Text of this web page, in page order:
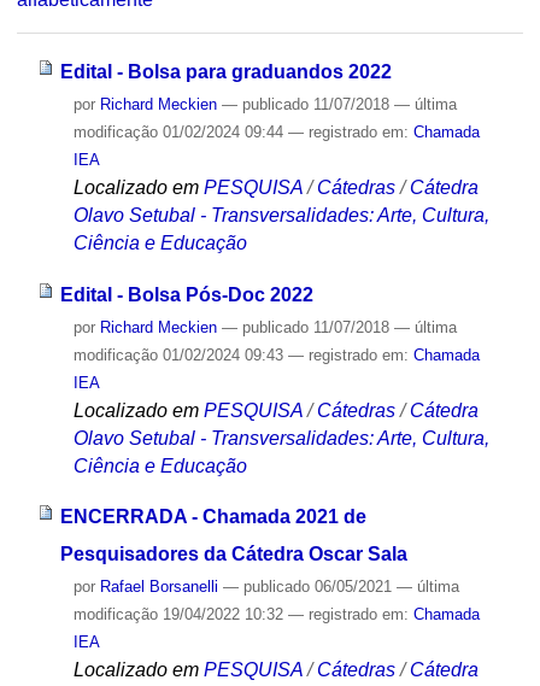
Edital - Bolsa para graduandos 2022
por Richard Meckien — publicado11/07/2018 — última
modificação01/02/2024 09:44 — registrado em: Chamada
IEA
Localizado em PESQUISA /Cátedras/Cátedra
Olavo Setubal - Transversalidades: Arte, Cultura,
Ciência e Educação
Edital - Bolsa Pós-Doc 2022
por Richard Meckien — publicado11/07/2018 — última
modificação01/02/2024 09:43 — registrado em: Chamada
IEA
Localizado em PESQUISA /Cátedras/Cátedra
Olavo Setubal - Transversalidades: Arte, Cultura,
Ciência e Educação
ENCERRADA - Chamada 2021 de
Pesquisadores da Cátedra Oscar Sala
por Rafael Borsanelli — publicado06/05/2021 — última
modificação19/04/2022 10:32 — registrado em: Chamada
IEA
Localizado em PESQUISA /Cátedras/Cátedra